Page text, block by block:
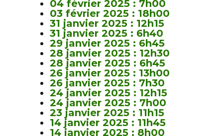
04 février 2025 : 7h00
03 février 2025 : 18h00
31 janvier 2025 : 12h15
31 janvier 2025 : 6h40
29 janvier 2025 : 6h45
28 janvier 2025 : 12h30
28 janvier 2025 : 6h45
26 janvier 2025 : 13h00
26 janvier 2025 : 7h30
24 janvier 2025 : 12h15
24 janvier 2025 : 7h00
23 janvier 2025 : 11h15
14 janvier 2025 : 11h45
14 janvier 2025 : 8h00